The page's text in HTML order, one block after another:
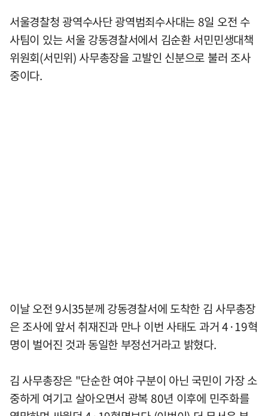
서울경찰청 광역수사단 광역범죄수사대는 8일 오전 수
사팀이 있는 서울 강동경찰서에서 김순환 서민민생대책
위원회(서민위) 사무총장을 고발인 신분으로 불러 조사
중이다.
이날 오전 9시35분께 강동경찰서에 도착한 김 사무총장
은 조사에 앞서 취재진과 만나 이번 사태도 과거 4·19혁
명이 벌어진 것과 동일한 부정선거라고 밝혔다.
김 사무총장은 "단순한 여야 구분이 아닌 국민이 가장 소
중하게 여기고 살아오면서 광복 80년 이후에 민주화를